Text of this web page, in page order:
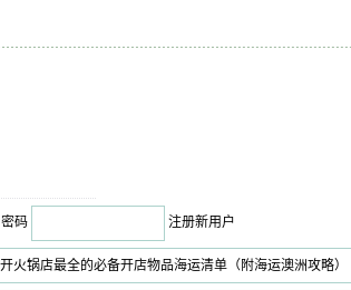
密码 注册新用户